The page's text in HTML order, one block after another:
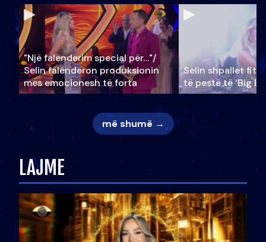
"Një falenderim special për…"/
Selin falënderon produksionin
mes emocionesh të forta
Selin shpallet
të pestë të ‘Big
më shumë →
LAJME